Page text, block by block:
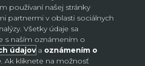
Nastavenia súborov cookie
(EUR €)
Krajina
a Hercegovina (BAM КМ)
používaní našej stránky
partnermi v oblasti sociálnych
Všetky údaje sa
s naším oznámením o
údajov a oznámením o
. Ak kliknete na možnosť